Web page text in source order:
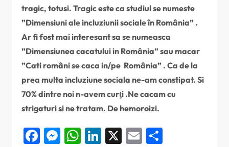
tragic, totusi. Tragic este ca studiul se numeste
”Dimensiuni ale incluziunii sociale în România” .
Ar fi fost mai interesant sa se numeasca
”Dimensiunea cacatului in România” sau macar
”Cati români se caca in/pe România” . Ca de la
prea multa incluziune sociala ne-am constipat. Si
70% dintre noi n-avem curţi .Ne cacam cu
strigaturi si ne tratam. De hemoroizi.
Facebook
Messenger
WhatsApp
LinkedIn
X Email